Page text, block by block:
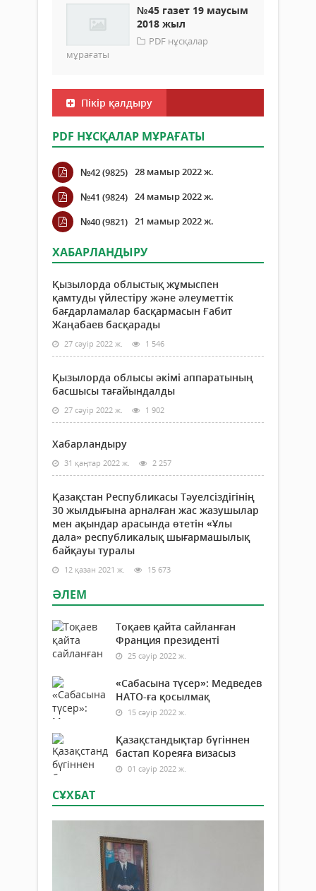
№45 газет 19 маусым
2018 жыл
PDF нұсқалар
мұрағаты
Пікір қалдыру
PDF НҰСҚАЛАР МҰРАҒАТЫ
№42 (9825) 28 мамыр 2022 ж.
№41 (9824) 24 мамыр 2022 ж.
№40 (9821) 21 мамыр 2022 ж.
ХАБАРЛАНДЫРУ
Қызылорда облыстық жұмыспен
қамтуды үйлестіру және әлеуметтік
бағдарламалар басқармасын Ғабит
Жаңабаев басқарады
27 сәуір 2022 ж. 1 546
Қызылорда облысы әкімі аппаратының
басшысы тағайындалды
27 сәуір 2022 ж. 1 902
Хабарландыру
31 қаңтар 2022 ж. 2 257
Қазақстан Республикасы Тәуелсіздігінің
30 жылдығына арналған жас жазушылар
мен ақындар арасында өтетін «Ұлы
дала» республикалық шығармашылық
байқауы туралы
12 қазан 2021 ж. 15 673
ӘЛЕМ
Тоқаев қайта сайланған
Франция президенті
25 сәуір 2022 ж.
«Сабасына түсер»: Медведев
НАТО-ға қосылмақ
15 сәуір 2022 ж.
Қазақстандықтар бүгіннен
бастап Кореяға визасыз
01 сәуір 2022 ж.
СҰХБАТ